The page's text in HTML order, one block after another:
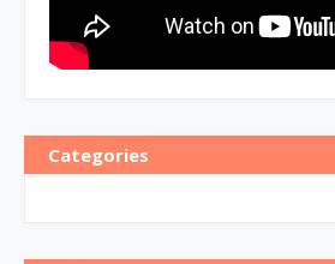
Categories